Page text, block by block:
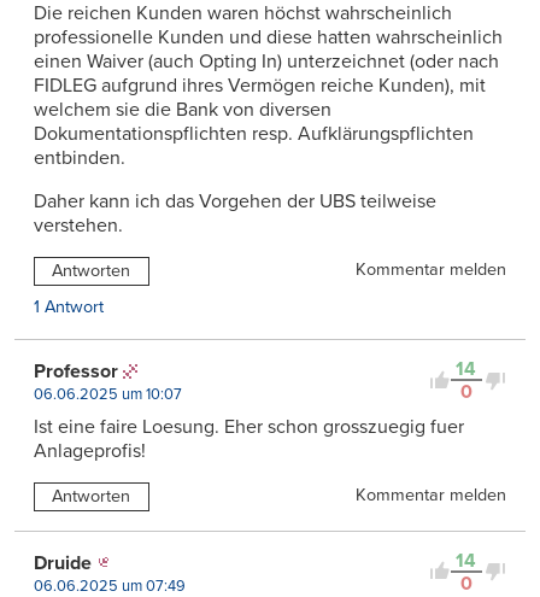
Die reichen Kunden waren höchst wahrscheinlich
professionelle Kunden und diese hatten wahrscheinlich
einen Waiver (auch Opting In) unterzeichnet (oder nach
FIDLEG aufgrund ihres Vermögen reiche Kunden), mit
welchem sie die Bank von diversen
Dokumentationspflichten resp. Aufklärungspflichten
entbinden.
Daher kann ich das Vorgehen der UBS teilweise
verstehen.
Antworten
Kommentar melden
1 Antwort
14
0
Professor
06.06.2025 um 10:07
Ist eine faire Loesung. Eher schon grosszuegig fuer
Anlageprofis!
Antworten Kommentar melden
14
0
Druide
06.06.2025 um 07:49